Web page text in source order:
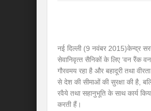
नई दिल्ली (9 नवंबर 2015)केन्द्र
सेवानिवृत्‍त सैनिकों के लिए ‘वन रैंक
गौरवमय रहा है और बहादूरी तथा
से देश की सीमाओं की सुरक्षा की है,
रवैये तथा सहानुभूति के साथ कार्य
करती हैं।